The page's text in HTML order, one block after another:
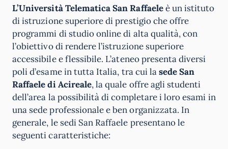
L’Università Telematica San Raffaeleè un istituto
di istruzione superiore di prestigio che offre
programmi di studio online di alta qualità, con
l’obiettivo di rendere l’istruzione superiore
accessibile e flessibile. L’ateneo presenta diversi
poli d’esame in tutta Italia, tra cui lasede San
Raffaele di Acireale, la quale offre agli studenti
dell’area la possibilità di completare i loro esami in
una sede professionale e ben organizzata. In
generale, le sedi San Raffaele presentano le
seguenti caratteristiche: